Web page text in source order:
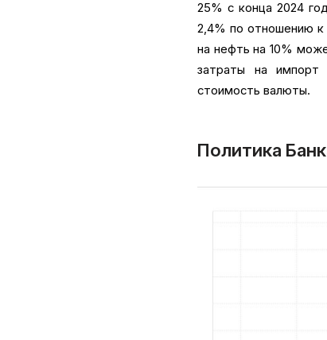
25% с конца 2024
2,4% по отношению к
на нефть на 10%
затраты на
стоимость валюты.
Политика